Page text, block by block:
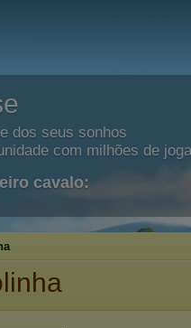
dos seus sonhos
com milhões de
cavalo: